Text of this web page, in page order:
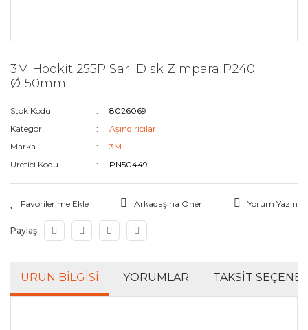
3M Hookit 255P Sarı Disk Zımpara P240
Ø150mm
Stok Kodu
8026069
Kategori
Aşındırıcılar
Marka
3M
Üretici Kodu
PN50449
Arkadaşına Öner Yorum Yazın
Paylaş
ÜRÜN BILGISI YORUMLAR TAKSIT